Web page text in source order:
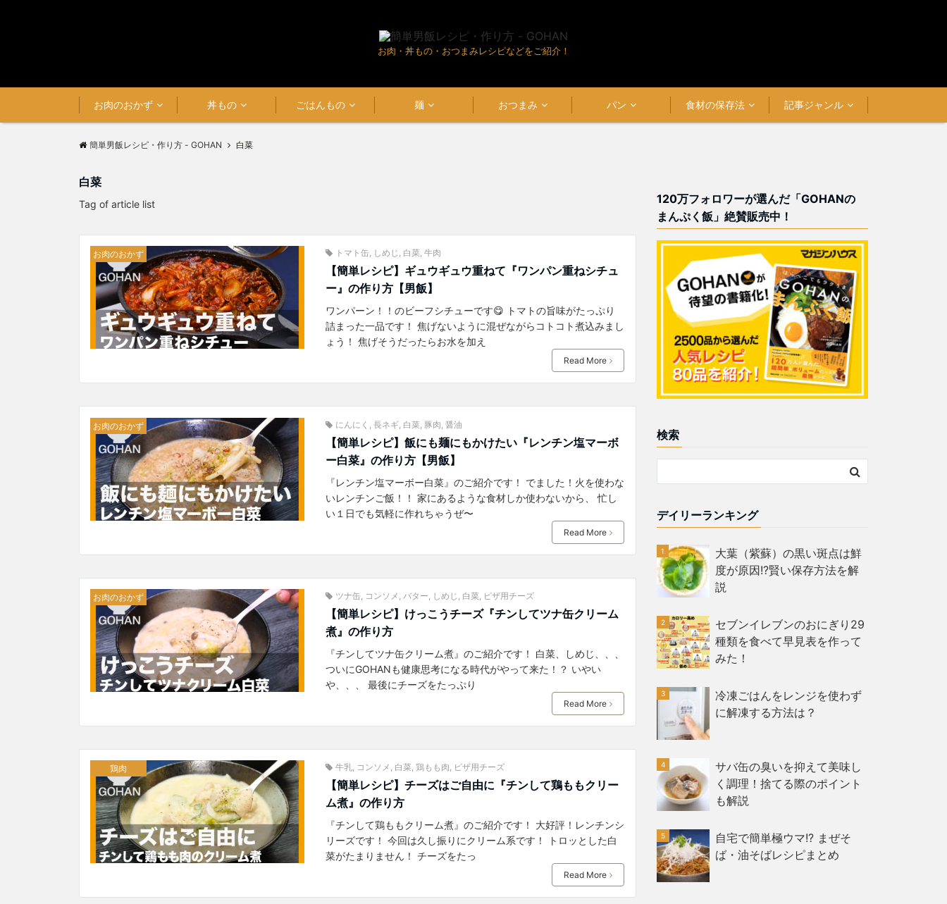
お肉・丼もの・おつまみレシピなどをご紹介！
お肉のおかず 丼もの ごはんもの 麺 おつまみ パン 食材の保存法 記事ジャンル
簡単男飯レシピ・作り方 - GOHAN 白菜
白菜
Tag of article list
お肉のおかず トマト缶, しめじ , 白菜, 牛肉
【簡単レシピ】ギュウギュウ重ねて『ワンパン重ねシチュ
ー』の作り方【男飯】
ワンパーン！！のビーフシチューです😋 トマトの旨味がたっぷり
詰まった一品です！ 焦げないように混ぜながらコトコト煮込みまし
ょう！ 焦げそうだったらお水を加え
Read More
お肉のおかず にんにく 長ネギ, 白菜, 豚肉 醤油
【簡単レシピ】飯にも麺にもかけたい『レンチン塩マーボ
ー白菜』の作り方【男飯】
『レンチン塩マーボー白菜』のご紹介です！ でました！火を使わな
いレンチンご飯！！ 家にあるような食材しか使わないから、 忙し
い１日でも気軽に作れちゃうぜ〜
Read More
お肉のおかず ツナ缶, コンソメ バター しめじ 白菜, ピザ用チーズ
【簡単レシピ】けっこうチーズ『チンしてツナ缶クリーム
煮』の作り方
『チンしてツナ缶クリーム煮』のご紹介です！ 白菜、しめじ、、、
ついにGOHANも健康思考になる時代がやって来た！？ いやい
や、、、 最後にチーズをたっぷり
Read More
鶏肉 牛乳, コンソメ , 白菜, 鶏もも肉, ピザ用チーズ
【簡単レシピ】チーズはご自由に『チンして鶏ももクリー
ム煮』の作り方
『チンして鶏ももクリーム煮』のご紹介です！ 大好評！レンチンシ
リーズです！ 今回は久し振りにクリーム系です！ トロッとした白
菜がたまりません！ チーズをたっ
Read More
120万フォロワーが選んだ「GOHANの
まんぷく飯」絶賛販売中！
検索
デイリーランキング
大葉（紫蘇）の黒い斑点は鮮
度が原因!?賢い保存方法を解
説
セブンイレブンのおにぎり29
種類を食べて早見表を作って
みた！
冷凍ごはんをレンジを使わず
に解凍する方法は？
サバ缶の臭いを抑えて美味し
く調理！捨てる際のポイント
も解説
自宅で簡単極ウマ!? まぜそ
ば・油そばレシピまとめ